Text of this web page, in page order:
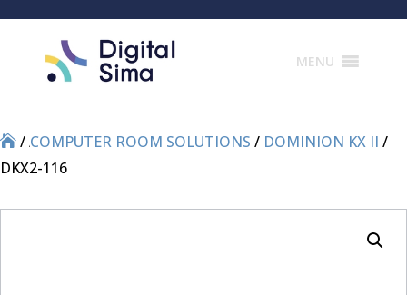
MENU
//
COMPUTER ROOM SOLUTIONS / DOMINION KX II /
DKX2-116